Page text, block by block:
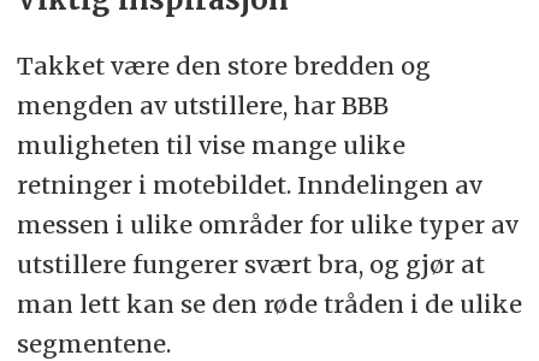
Takket være den store bredden og
mengden av utstillere, har BBB
muligheten til vise mange ulike
retninger i motebildet. Inndelingen av
messen i ulike områder for ulike typer av
utstillere fungerer svært bra, og gjør at
man lett kan se den røde tråden i de ulike
segmentene.